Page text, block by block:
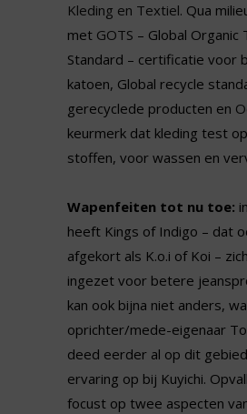
Kleding en Textiel. Qua
met GOTS – Global Organic
Standard – certificatie voor
katoen, Global recycle
gerecyclede producten en
keurmerk dat kleding test
stoffen, voor wassen en
Wapenfeiten tot nu toe:
heeft Kings of Indigo – dat
afgekort als K.o.i of Koi –
ingezet voor betere
kan ook bijna niet anders,
oprichter/mede-eigenaar
deed eerder al op dit
ervaring op bij Kuyichi.
focust op twee aspecten